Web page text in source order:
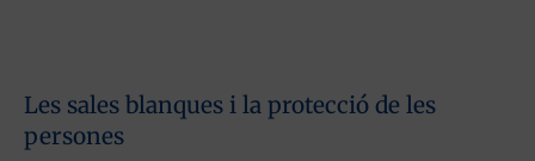
Les sales blanques i la protecció de les
persones